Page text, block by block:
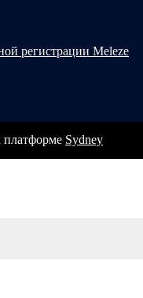
регистрации Meleze
Sydney